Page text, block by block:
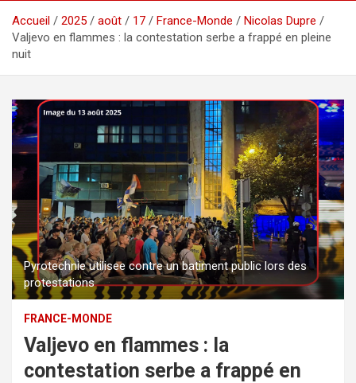
Accueil 2025 août 17 France-Monde
Nicolas Dupre
Valjevo en flammes : la contestation serbe a frappé en pleine
nuit
Pyrotechnie utilisee contre un batiment public lors des
protestations
FRANCE-MONDE
Valjevo en flammes : la
contestation serbe a frappé en